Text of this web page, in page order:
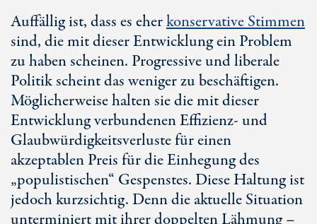
Auffällig ist, dass es eherkonservative Stimmen
sind, die mit dieser Entwicklung ein Problem
zu haben scheinen. Progressive und liberale
Politik scheint das weniger zu beschäftigen.
Möglicherweise halten sie die mit dieser
Entwicklung verbundenen Effizienz- und
Glaubwürdigkeitsverluste für einen
akzeptablen Preis für die Einhegung des
„populistischen“ Gespenstes. Diese Haltung ist
jedoch kurzsichtig. Denn die aktuelle Situation